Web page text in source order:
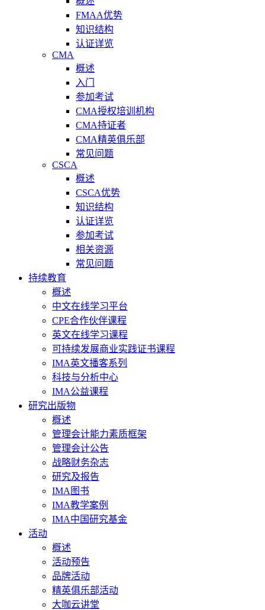
FMAA优势
知识结构
认证详览
CMA
概述
入门
参加考试
CMA授权培训机构
CMA持证者
CMA精英俱乐部
常见问题
CSCA
概述
CSCA优势
知识结构
认证详览
参加考试
相关资源
常见问题
持续教育
概述
中文在线学习平台
CPE合作伙伴课程
英文在线学习课程
可持续发展商业实践证书课程
IMA英文播客系列
科技与分析中心
IMA公益课程
研究出版物
概述
管理会计能力素质框架
管理会计公告
战略财务杂志
研究及报告
IMA图书
IMA教学案例
IMA中国研究基金
活动
概述
活动预告
品牌活动
精英俱乐部活动
大咖云讲堂